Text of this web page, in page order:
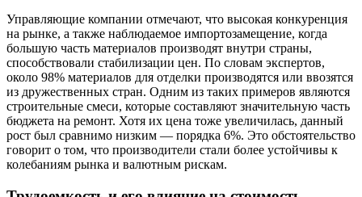
Управляющие компании отмечают, что высокая конкуренция
на рынке, а также наблюдаемое импортозамещение, когда
большую часть материалов производят внутри страны,
способствовали стабилизации цен. По словам экспертов,
около 98% материалов для отделки производятся или ввозятся
из дружественных стран. Одним из таких примеров являются
строительные смеси, которые составляют значительную часть
бюджета на ремонт. Хотя их цена тоже увеличилась, данный
рост был сравнимо низким — порядка 6%. Это обстоятельство
говорит о том, что производители стали более устойчивы к
колебаниям рынка и валютным рискам.